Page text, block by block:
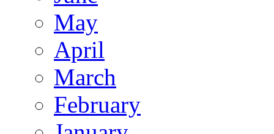
May
April
March
February